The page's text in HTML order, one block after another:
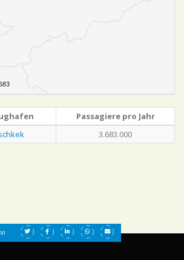
Passagiere pro Jahr
3.683.000